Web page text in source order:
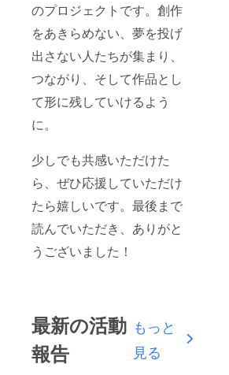
のプロジェクトです。創作
をあきらめない、夢を投げ
出さない人たちが集まり、
つながり、そして作品とし
て形に残していけるよう
に。
少しでも共感いただけた
ら、ぜひ応援していただけ
たら嬉しいです。最後まで
読んでいただき、ありがと
うございました！
最新の活動
報告
もっと
見る